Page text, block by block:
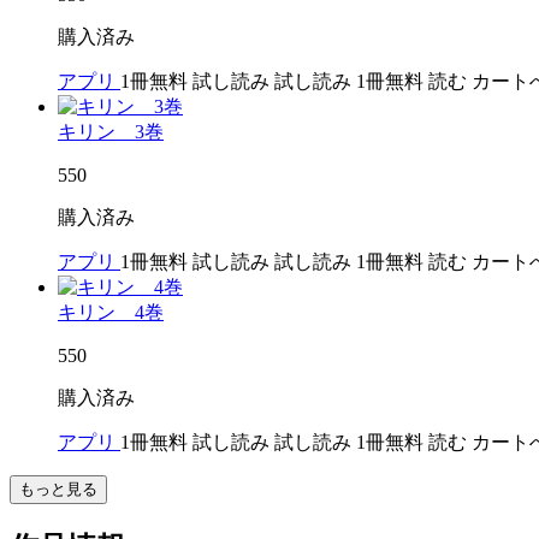
購入済み
アプリ 1冊無料 試し読み 試し読み 1冊無料 読む カート
キリン 3巻
550
購入済み
アプリ 1冊無料 試し読み 試し読み 1冊無料 読む カート
キリン 4巻
550
購入済み
アプリ 1冊無料 試し読み 試し読み 1冊無料 読む カート
もっと見る